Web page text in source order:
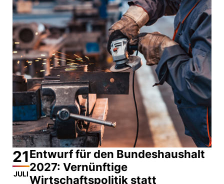
21
JULI
Entwurf für den Bundeshaushalt
2027: Vernünftige
Wirtschaftspolitik statt